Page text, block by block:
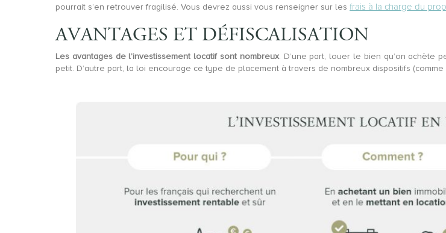
pourrait s’en retrouver fragilisé. Vous devrez aussi vous renseigner sur les frais à la charge du
AVANTAGES ET DÉFISCALISATION
Les avantages de l’investissement locatif sont nombreux. D’une part, louer le bien qu’on achète
petit. D’autre part, la loi encourage ce type de placement à travers de nombreux dispositifs